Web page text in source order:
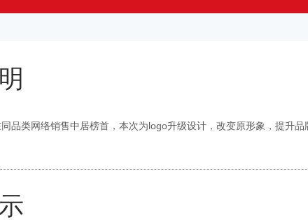
品类网络销售中居榜首，本次为logo升级设计，改变原形象，提升